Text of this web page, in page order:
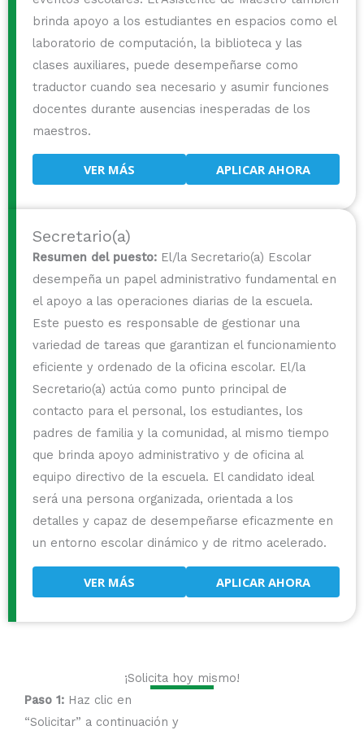
brinda apoyo a los estudiantes en espacios como el
laboratorio de computación, la biblioteca y las
clases auxiliares, puede desempeñarse como
traductor cuando sea necesario y asumir funciones
docentes durante ausencias inesperadas de los
maestros.
VER MÁS APLICAR AHORA
Secretario(a)
Resumen del puesto: El/la Secretario(a) Escolar
desempeña un papel administrativo fundamental en
el apoyo a las operaciones diarias de la escuela.
Este puesto es responsable de gestionar una
variedad de tareas que garantizan el funcionamiento
eficiente y ordenado de la oficina escolar. El/la
Secretario(a) actúa como punto principal de
contacto para el personal, los estudiantes, los
padres de familia y la comunidad, al mismo tiempo
que brinda apoyo administrativo y de oficina al
equipo directivo de la escuela. El candidato ideal
será una persona organizada, orientada a los
detalles y capaz de desempeñarse eficazmente en
un entorno escolar dinámico y de ritmo acelerado.
VER MÁS APLICAR AHORA
¡Solicita hoy mismo!
Paso 1: Haz clic en
“Solicitar” a continuación y